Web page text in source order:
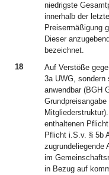
niedrigste
innerhalb der
Preisermäßigung
Dieser
bezeichnet.
18
Auf Verstöße
3a UWG, sondern
anwendbar (BGH
enthaltenen
Pflicht i.S.v. § 5b
zugrundeliegende
im
in Bezug auf